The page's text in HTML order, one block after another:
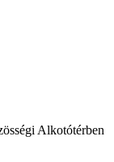
Alkotótérben